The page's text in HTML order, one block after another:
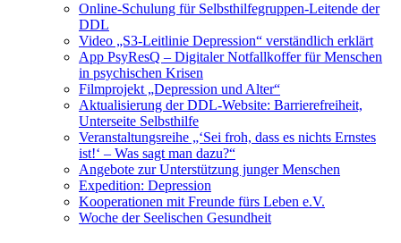
Online-Schulung für Selbsthilfegruppen-Leitende der
DDL
Video „S3-Leitlinie Depression“ verständlich erklärt
App PsyResQ – Digitaler Notfallkoffer für Menschen
in psychischen Krisen
Filmprojekt „Depression und Alter“
Aktualisierung der DDL-Website: Barrierefreiheit,
Unterseite Selbsthilfe
Veranstaltungsreihe „‘Sei froh, dass es nichts Ernstes
ist!‘ – Was sagt man dazu?“
Angebote zur Unterstützung junger Menschen
Expedition: Depression
Kooperationen mit Freunde fürs Leben e.V.
Woche der Seelischen Gesundheit